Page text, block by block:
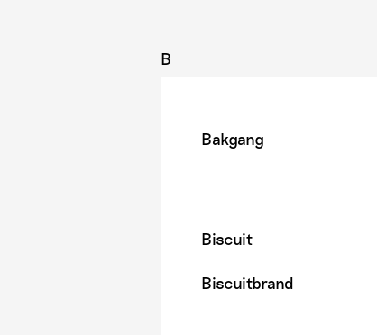
B
Bakgang
Biscuit
Biscuitbrand